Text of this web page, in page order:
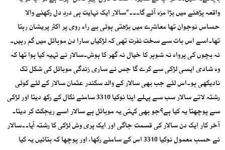
واقعہ پڑھنے میں بڑا مزہ آئے گا۔۔۔”سالار ایک نہایت ہی دردِ دل رکھنے والا
حساس نوجوان تھا معاشرے میں بڑھتی ہوئی بے راہ روی پر اکثر پریشان رہتا
تھا۔اسے اس بات سے سخت نفرت تھی کہ لڑکیاں سارا دن موبائل میں گم رہیں۔
نہ بچوں کی پرواہ نہ شوہر کا خیال نہ گھر کا ہوش۔سالار نے تہیہ کیا ہوا تھا کہ
وہ شادی ایسی لڑکی سے کرے گا جس نے ساری زندگی موبائل کی شکل تک
نادیکھی ہو۔اس لئے جب بھی سالار کے والد سکندر عثمان سالار کے لئے کوئی
رشتہ لاتے سالار سب سے پہلے اپنا نوکیا 3310 سامنے نکال کے رکھ دیتا اور لڑکی
سے پوچھتا یہ کیا ہے؟جو بھی کہتی یہ موبائل ہے سالار اسے ریجکٹ کر دیتا۔
آخر کار ایک دن سالار کی قسمت جاگی اور ایک پری وش لڑکی کا رشتہ آیا۔۔سالار
نے حسب معمول نوکیا 3310 اس کے سامنے رکھا، اور پوچھا کہ بتائیں یہ کیا